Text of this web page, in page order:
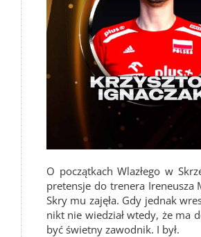
O początkach Wlazłego w
pretensje do trenera Ireneusza
Skry mu zajęła. Gdy jednak
nikt nie wiedział wtedy, że ma
być świetny zawodnik. I był.